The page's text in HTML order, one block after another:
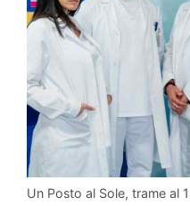
Un Posto al Sole, trame al